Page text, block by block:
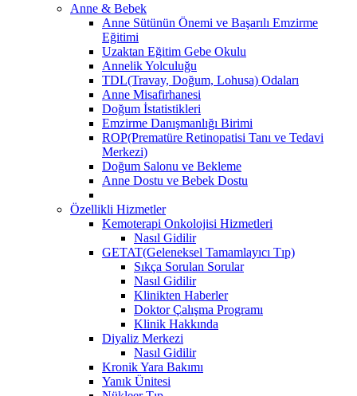
Anne & Bebek
Anne Sütünün Önemi ve Başarılı Emzirme
Eğitimi
Uzaktan Eğitim Gebe Okulu
Annelik Yolculuğu
TDL(Travay, Doğum, Lohusa) Odaları
Anne Misafirhanesi
Doğum İstatistikleri
Emzirme Danışmanlığı Birimi
ROP(Prematüre Retinopatisi Tanı ve Tedavi
Merkezi)
Doğum Salonu ve Bekleme
Anne Dostu ve Bebek Dostu
Özellikli Hizmetler
Kemoterapi Onkolojisi Hizmetleri
Nasıl Gidilir
GETAT(Geleneksel Tamamlayıcı Tıp)
Sıkça Sorulan Sorular
Nasıl Gidilir
Klinikten Haberler
Doktor Çalışma Programı
Klinik Hakkında
Diyaliz Merkezi
Nasıl Gidilir
Kronik Yara Bakımı
Yanık Ünitesi